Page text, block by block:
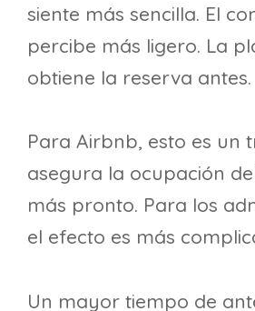
siente más sencilla. El
percibe más ligero. La
obtiene la reserva antes.
Para Airbnb, esto es un
asegura la ocupación
más pronto. Para los
el efecto es más
Un mayor tiempo de